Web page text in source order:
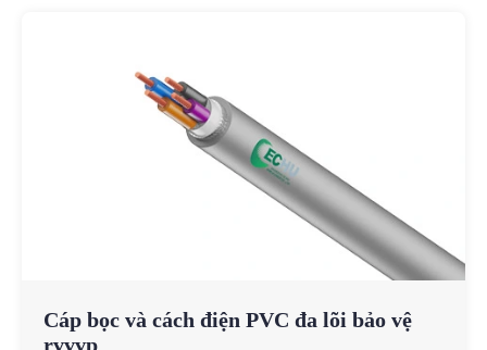
Cáp bọc và cách điện PVC đa lõi bảo vệ
rvvvp